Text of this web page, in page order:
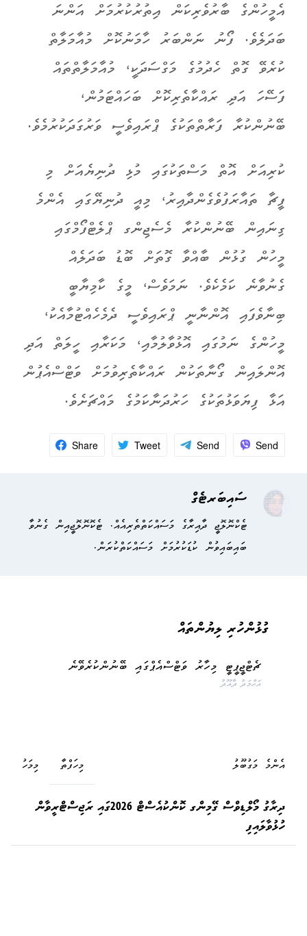
އެމީހުންގެ ބާރުވެރިކަން އިތުރުކުރުމަށް އަންނަ
ބަދަލެވެ. ފޯނު ނަންބަރު ހާމަނުކޮށް މުއާމަލާތް
ކުރެވޭ ގޮތް ހެދުމުގެ މަގްސަދަކީ، މުއާމަލާތްތައް
ފަސޭހަ އަދި ރައްކާތެރިކޮށް ބަހައްޓަމުން،
ބޭނުންކުރާ ފަރާތްތަކުގެ ޕްރައިވެސީ ވަރުގަދަކުރުމެވެ.
ކުރިއަށް އޮތް މަސްތަކުގައި މުޅި ދުނިޔެއަށް މި
ފީޗާ ތައާރަފުވެގެންދާއިރު، މިއީ ދުނިޔޭގައި އެންމެ
ގިނައިން ބޭނުންކުރާ މެސެޖިންގ ޕްލެޓްފޯމްގައި
މީހުން ގުޅުން ބާއްވާ ގޮތަށް ބޮޑު ބަދަލެއް
ގެނުވާނެ ކަމެކެވެ. ނަމަވެސް، މީގެ ކާމިޔާބީ
ބިނާވެފައި އޮންނާނީ ޕްރައިވެސީ ދެމެހެއްޓުމާއެކު،
މީހުންގެ ނަމުގައި އޮޅުވާލުމާއި، މަކަރާއި ހީލަތް އަދި
އޮންލައިން ގޯނާތަކުން ރައްކާތެރިވުމަށް ވަޓްސްއެޕުން
އަޅާ ފިޔަވަޅުތަކުގެ ހަރުދަނާކަމުގެ މައްޗަށެވެ.
Share Tweet Send Send
ސައިބަރޓެގް
ޓެކްނޮލޮޖީ ދާއިރާގެ މަސައްކަތްތެރިއެއް. ޓެކޮނޮލޮޖީއިން ގެނުވާ
ބައިބައިވުން ކުޑަކުރުމަށް މަސައްކަތްކުރަން.
ގުޅުންހުރި ލިޔުންތައް
ޗެޓްޖީޕީޓީ މިހާރު ވަޓްސްއެޕްގައި ބޭނުންކުރެވޭނެ
އަޙްމަދު ދާއޫދު
އެންމެ މަގުބޫލު މިމަހު މިހަފްތާ
ދިރާގު މޯލްޑިވްސް ގޭމިންގ ކޮންކުއެސްޓް 2026ގައި ރަޖިސްޓްރީވާން
ހުޅުވާލައިފި